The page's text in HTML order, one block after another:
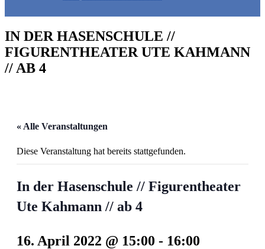
IN DER HASENSCHULE //
FIGURENTHEATER UTE KAHMANN
// AB 4
« Alle Veranstaltungen
Diese Veranstaltung hat bereits stattgefunden.
In der Hasenschule // Figurentheater
Ute Kahmann // ab 4
16. April 2022 @ 15:00 - 16:00